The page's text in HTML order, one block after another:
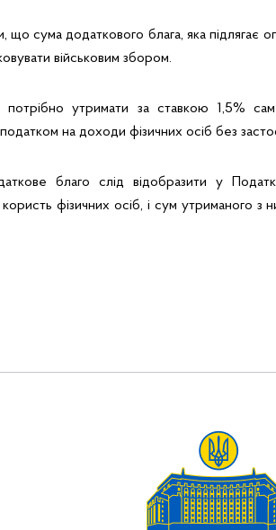
що сума додаткового блага, яка
військовим збором.
потрібно утримати за ставкою 1,5%
на доходи фізичних осіб без
благо слід відобразити у
користь фізичних осіб, і сум